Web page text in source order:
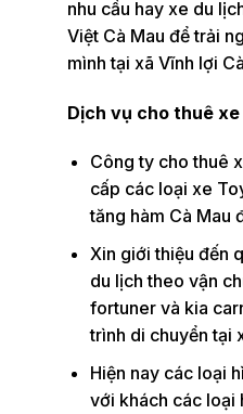
nhu cầu hay xe du
Việt Cà Mau để trải
mình tại xã Vĩnh lợi
Dịch vụ cho thuê
Công ty cho thuê
cấp các loại xe
tăng hàm Cà Mau
Xin giới thiệu đến
du lịch theo vận
fortuner và kia
trình di chuyển tại
Hiện nay các loại
với khách các loại